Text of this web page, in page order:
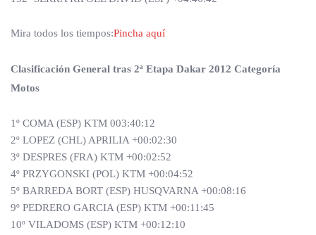
Mira todos los tiempos:Pincha aquí
Clasificación General tras 2ª Etapa Dakar 2012 Categoría
Motos
1º COMA (ESP) KTM 003:40:12
2º LOPEZ (CHL) APRILIA +00:02:30
3º DESPRES (FRA) KTM +00:02:52
4º PRZYGONSKI (POL) KTM +00:04:52
5º BARREDA BORT (ESP) HUSQVARNA +00:08:16
9º PEDRERO GARCIA (ESP) KTM +00:11:45
10º VILADOMS (ESP) KTM +00:12:10